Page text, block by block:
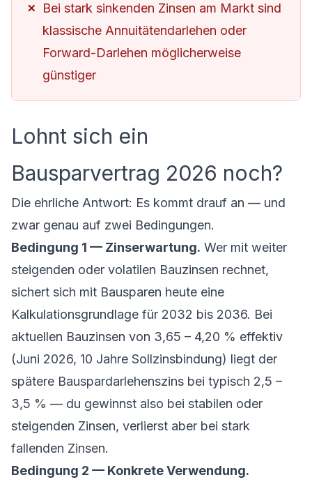
Bei stark sinkenden Zinsen am Markt sind
klassische Annuitätendarlehen oder
Forward-Darlehen möglicherweise
günstiger
Lohnt sich ein
Bausparvertrag 2026 noch?
Die ehrliche Antwort: Es kommt drauf an — und
zwar genau auf zwei Bedingungen.
Bedingung 1 — Zinserwartung. Wer mit weiter
steigenden oder volatilen Bauzinsen rechnet,
sichert sich mit Bausparen heute eine
Kalkulationsgrundlage für 2032 bis 2036. Bei
aktuellen Bauzinsen von 3,65 – 4,20 % effektiv
(Juni 2026, 10 Jahre Sollzinsbindung) liegt der
spätere Bauspardarlehenszins bei typisch 2,5 –
3,5 % — du gewinnst also bei stabilen oder
steigenden Zinsen, verlierst aber bei stark
fallenden Zinsen.
Bedingung 2 — Konkrete Verwendung.